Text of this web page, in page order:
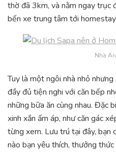
thờ đã 3km, và nằm ngay trục
bến xe trung tâm tới
Nhà
Tuy là một ngôi nhà nhỏ
đầy đủ tiện nghi với căn bếp
những bữa ăn cùng nhau. Đặc
xinh xắn ấm áp, như căn gác
từng xem. Lưu trú tại đây, bạn
nào bạn yêu thích, thưởng